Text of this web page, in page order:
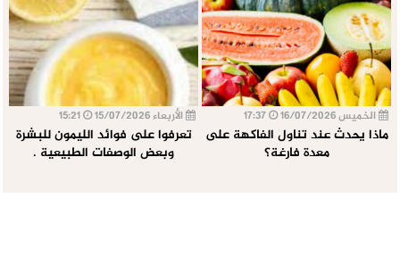
الخميس 16/07/2026
ماذا يحدث عند تناول الفاكهة على
معدة فارغة؟
الأربعاء 15/07/2026
تعرفوا على فوائد الليمون للبشرة
وبعض الوصفات الطبيعية .